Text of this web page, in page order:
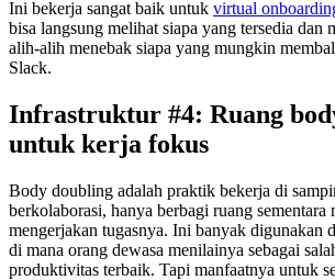
Ini bekerja sangat baik untuk virtual
bisa langsung melihat siapa yang tersedia dan
alih-alih menebak siapa yang mungkin
Slack.
Infrastruktur #4: Ruang
untuk kerja fokus
Body doubling adalah praktik bekerja di
berkolaborasi, hanya berbagi ruang sementara
mengerjakan tugasnya. Ini banyak digunakan
di mana orang dewasa menilainya sebagai
produktivitas terbaik. Tapi manfaatnya untuk